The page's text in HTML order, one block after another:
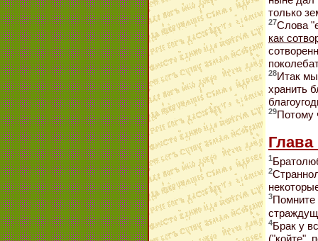
только
27Слова
как
28Итак
хранить
29Потому
Глава
1
2
3Помните
4Брак у
("койте",